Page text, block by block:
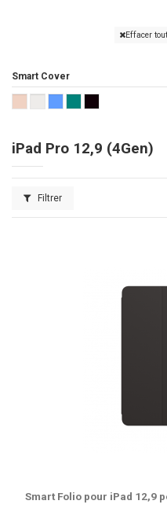
iPad Pro 12,9 (4Gen)
Filtrer
Smart Folio pour iPad 12,9
Effacer tout
Smart Cover